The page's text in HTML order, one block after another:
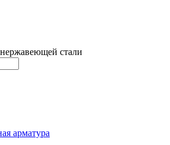
стали
арматура